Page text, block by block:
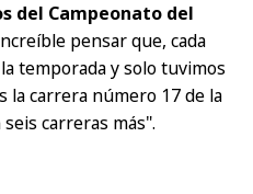
del Campeonato del
increíble pensar que, cada
temporada y solo tuvimos
la carrera número 17 de la
carreras más".